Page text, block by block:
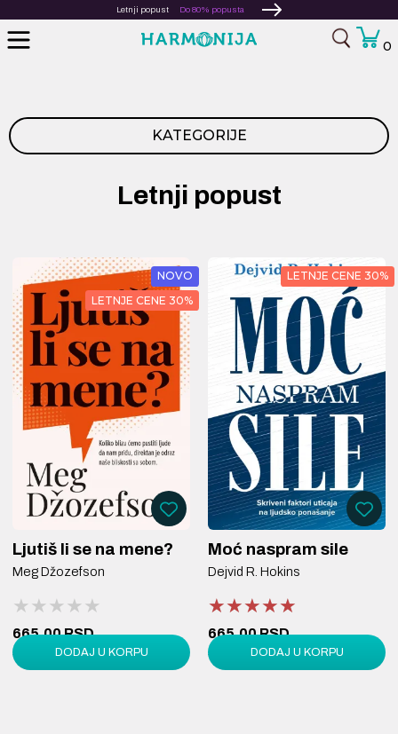
Letnji popust Do 80% popusta
0
KATEGORIJE
Letnji popust
NOVO
LETNJE CENE 30%
Ljutiš li se na mene?
Meg Džozefson
★★★★★
★★★★★
★★★★★
665,00 RSD
950,00 RSDDODAJ U KORPU
LETNJE CENE 30%
Moć naspram sile
Dejvid R. Hokins
★★★★★
★★★★★
★★★★★
665,00 RSD
950,00 RSDDODAJ U KORPU